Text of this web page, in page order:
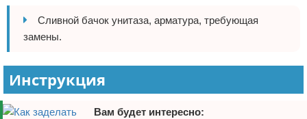
Домашний быт
Сантехника
Безопасность
Отказ от ответственности
Сливной бачок унитаза, арматура, требующая
замены.
Инструкция
Вам будет интересно: